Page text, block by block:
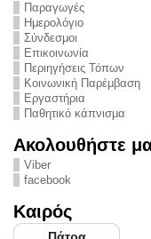
Παραγωγές
Ημερολόγιο
Σύνδεσμοι
Επικοινωνία
Περιηγήσεις Τόπων
Κοινωνική Παρέμβαση
Εργαστήρια
Παθητικό κάπνισμα
Ακολουθήστε
Viber
facebook
Καιρός
για τον
– Η έλλειψη
και
Αστυνομίας
πόλη έρμαιο
2026